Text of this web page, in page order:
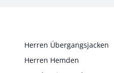
Herren Übergangsjacken
Herren Hemden